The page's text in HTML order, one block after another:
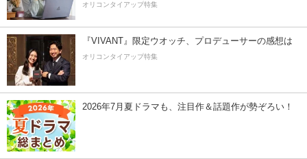
オリコンタイアップ特集
『VIVANT』限定ウオッチ、プロデューサーの感想は
オリコンタイアップ特集
2026年7月夏ドラマも、注目作＆話題作が勢ぞろい！